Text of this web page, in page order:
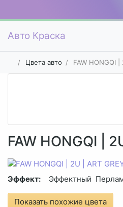
Авто Краска
Цвета авто FAW HONGQI |
FAW HONGQI |
Эффект: Эффектный
Показать похожие цвета